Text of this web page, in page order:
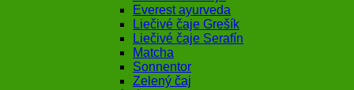
Everest ayurveda
Liečivé čaje Grešík
Liečivé čaje Serafín
Matcha
Sonnentor
Zelený čaj